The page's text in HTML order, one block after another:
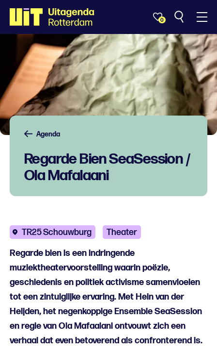
0
Agenda
Regarde Bien SeaSession /
Ola Mafalaani
TR25 Schouwburg Theater
Regarde bien is een indringende
muziektheatervoorstelling waarin poëzie,
geschiedenis en politiek activisme samenvloeien
tot een zintuiglijke ervaring. Met Hein van der
Heijden, het negenkoppige Ensemble SeaSession
en regie van Ola Mafaalani ontvouwt zich een
verhaal dat even betoverend als confronterend is.